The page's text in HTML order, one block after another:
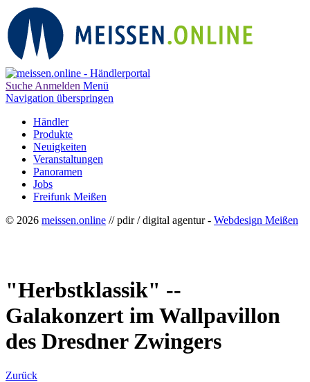
Suche Anmelden Menü
Navigation überspringen
Händler
Produkte
Neuigkeiten
Veranstaltungen
Panoramen
Jobs
Freifunk Meißen
© 2026 meissen.online // pdir / digital agentur - Webdesign Meißen
"Herbstklassik" --
Galakonzert im Wallpavillon
des Dresdner Zwingers
Zurück